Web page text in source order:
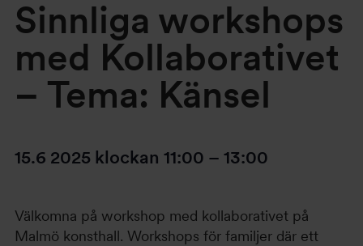
Sinnliga workshops
med Kollaborativet
– Tema: Känsel
15.6 2025 klockan 11:00 – 13:00
Välkomna på workshop med kollaborativet på
Malmö konsthall. Workshops för familjer där ett